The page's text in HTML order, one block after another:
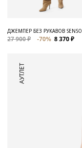
ДЖЕМПЕР БЕЗ РУКАВОВ SENSO
27 900 ₽ -70% 8 370 ₽
АУТЛЕТ